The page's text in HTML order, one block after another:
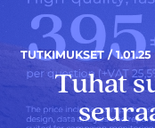
TUTKIMUKSET / 1.01.25
Tuhat